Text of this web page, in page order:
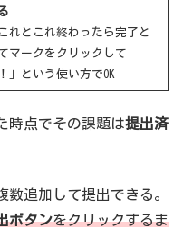
これとこれ終わったら完了と
マークをクリックして
」という使い方でOK
時点でその課題は提出済
数追加して提出できる。
ボタンをクリックするま